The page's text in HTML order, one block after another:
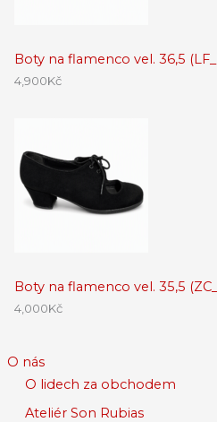
Boty na flamenco vel. 36,5
4,900Kč
Boty na flamenco vel. 35,5
4,000Kč
O nás
O lidech za obchodem
Ateliér Son Rubias